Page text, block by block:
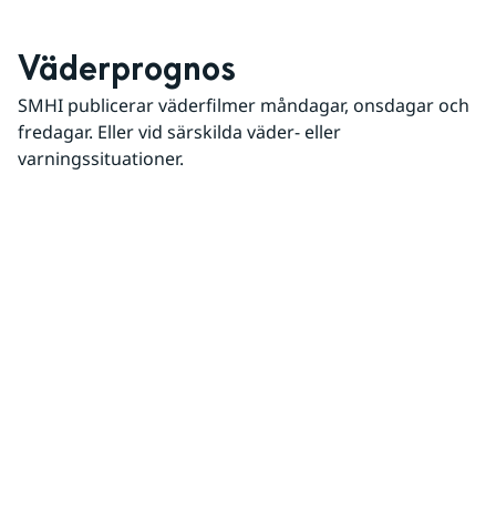
Väderprognos
SMHI publicerar väderfilmer måndagar, onsdagar och
fredagar. Eller vid särskilda väder- eller
varningssituationer.